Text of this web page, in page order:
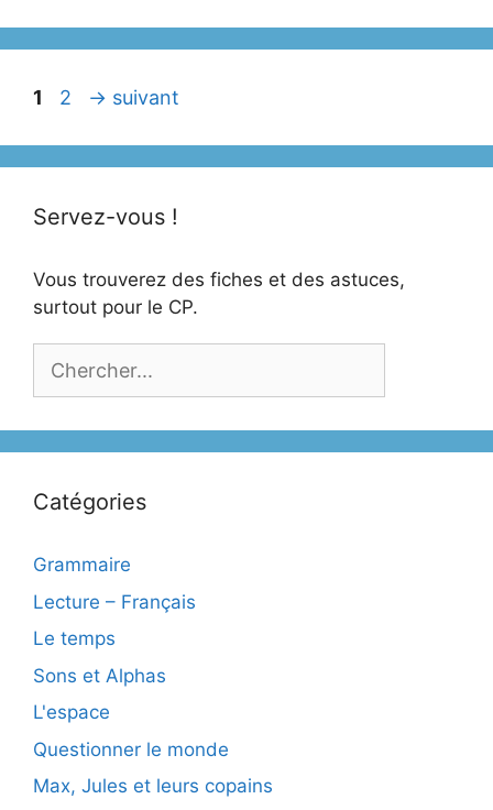
Page
1 Page
2 → suivant
Servez-vous !
Vous trouverez des fiches et des astuces,
surtout pour le CP.
Catégories
Grammaire
Lecture – Français
Le temps
Sons et Alphas
L'espace
Questionner le monde
Max, Jules et leurs copains